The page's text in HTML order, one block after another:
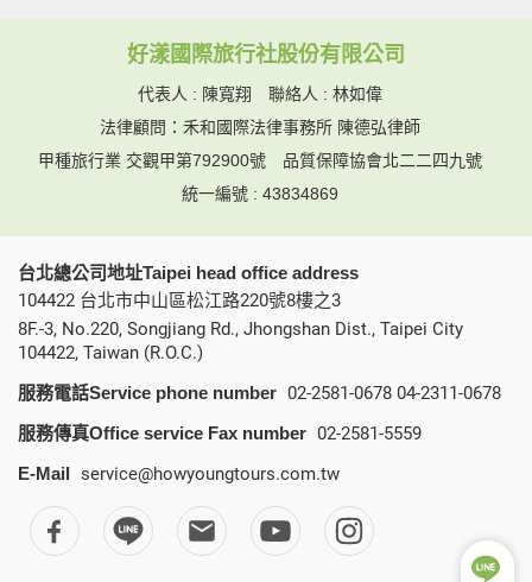
好漾國際旅行社股份有限公司
代表人 : 陳寬翔 聯絡人 : 林如偉
法律顧問：禾和國際法律事務所 陳德弘律師
甲種旅行業 交觀甲第792900號
品質保障協會北二二四九號
統一編號 : 43834869
台北總公司地址Taipei head office address
104422 台北市中山區松江路220號8樓之3
8F.-3, No.220, Songjiang Rd., Jhongshan Dist., Taipei City
104422, Taiwan (R.O.C.)
服務電話Service phone number 02-2581-0678 04-2311-0678
服務傳真Office service Fax number 02-2581-5559
E-Mail service@howyoungtours.com.tw